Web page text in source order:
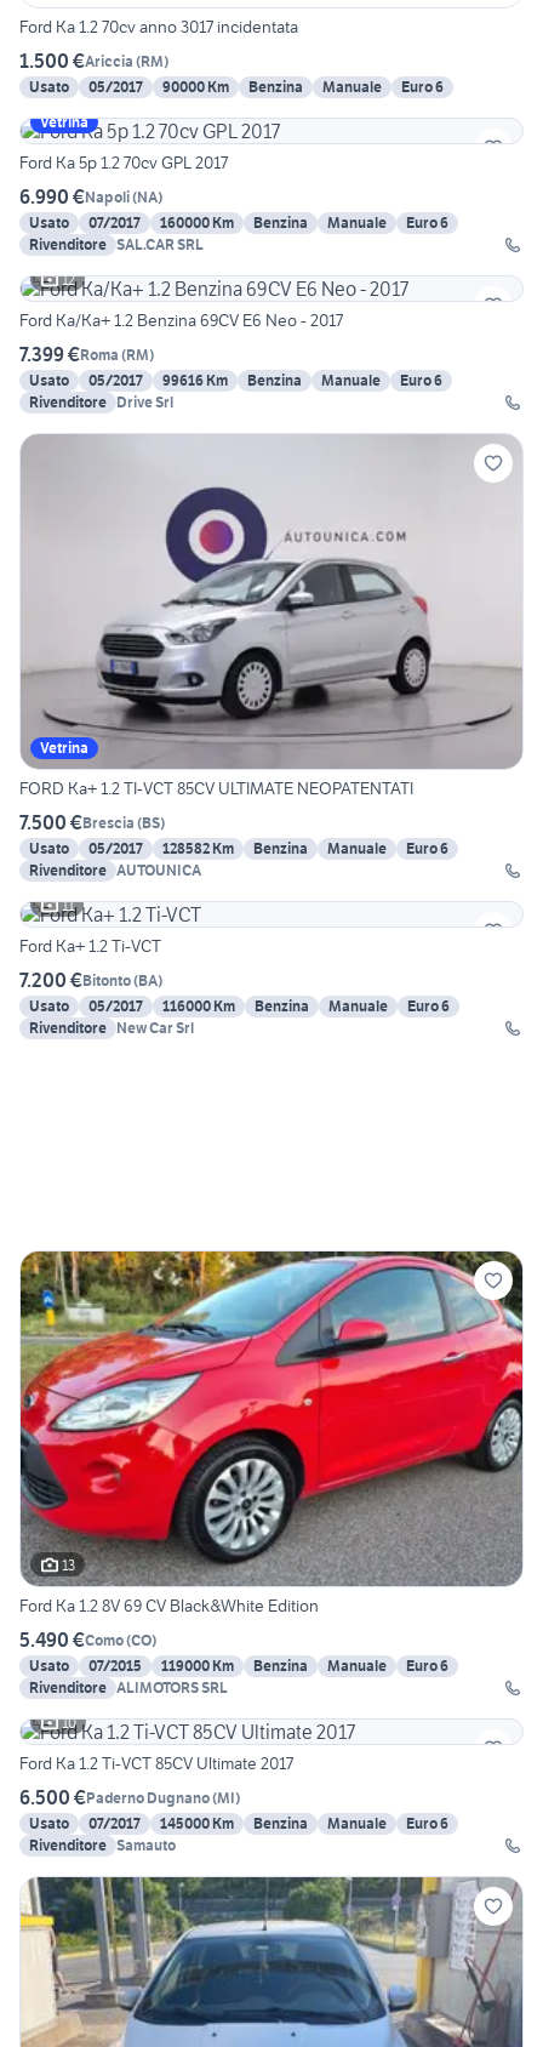
Ford Ka 1.2 70cv anno 3017 incidentata
1.500 €Ariccia (RM)
Usato
05/2017 90000 Km Benzina Manuale
Euro 6
Vetrina
Ford Ka 5p 1.2 70cv GPL 2017
6.990 €Napoli(NA)
Usato
07/2017 160000 Km Benzina Manuale
Euro 6
Rivenditore SAL.CAR SRL
12
Ford Ka/Ka+ 1.2 Benzina 69CV E6 Neo - 2017
7.399 €Roma (RM)
Usato
05/2017 99616 Km Benzina Manuale
Euro 6
Rivenditore Drive Srl
Vetrina
FORD Ka+ 1.2 TI-VCT 85CV ULTIMATE NEOPATENTATI
7.500 €Brescia (BS)
Usato
05/2017 128582 Km Benzina Manuale
Euro 6
Rivenditore AUTOUNICA
11
Ford Ka+ 1.2 Ti-VCT
7.200 €Bitonto(BA)
Usato
05/2017 116000 Km Benzina Manuale
Euro 6
Rivenditore New Car Srl
13
Ford Ka 1.2 8V 69 CV Black&White Edition
5.490 €Como(CO)
Usato
07/2015 119000 Km Benzina Manuale
Euro 6
Rivenditore ALIMOTORS SRL
10
Ford Ka 1.2 Ti-VCT 85CV Ultimate 2017
6.500 €Paderno Dugnano(MI)
Usato
07/2017 145000 Km Benzina Manuale
Euro 6
Rivenditore Samauto